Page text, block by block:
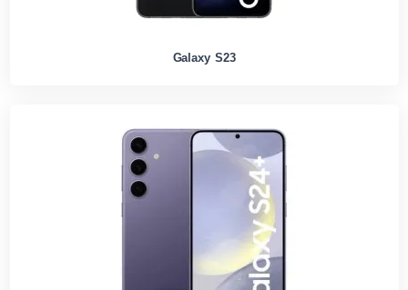
Galaxy S23